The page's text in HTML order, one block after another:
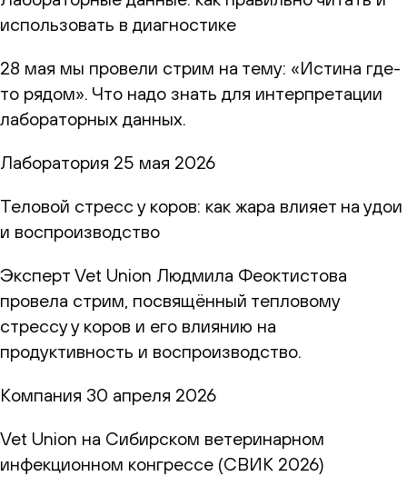
использовать в диагностике
28 мая мы провели стрим на тему: «Истина где-
то рядом». Что надо знать для интерпретации
лабораторных данных.
Лаборатория 25 мая 2026
Теловой стресс у коров: как жара влияет на удои
и воспроизводство
Эксперт Vet Union Людмила Феоктистова
провела стрим, посвящённый тепловому
стрессу у коров и его влиянию на
продуктивность и воспроизводство.
Компания 30 апреля 2026
Vet Union на Сибирском ветеринарном
инфекционном конгрессе (СВИК 2026)